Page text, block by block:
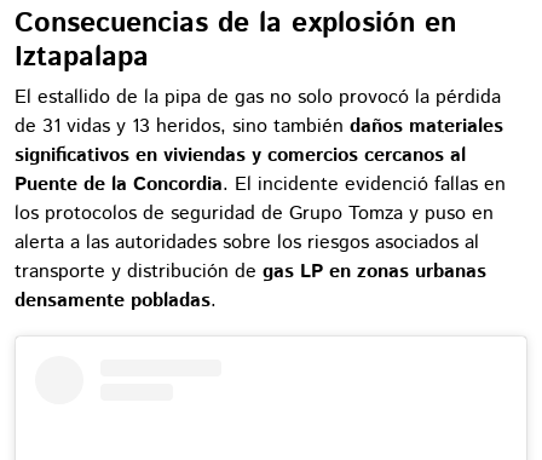
Consecuencias de la explosión en
Iztapalapa
El estallido de la pipa de gas no solo provocó la pérdida
de 31 vidas y 13 heridos, sino también daños materiales
significativos en viviendas y comercios cercanos al
Puente de la Concordia. El incidente evidenció fallas en
los protocolos de seguridad de Grupo Tomza y puso en
alerta a las autoridades sobre los riesgos asociados al
transporte y distribución de gas LP en zonas urbanas
densamente pobladas.